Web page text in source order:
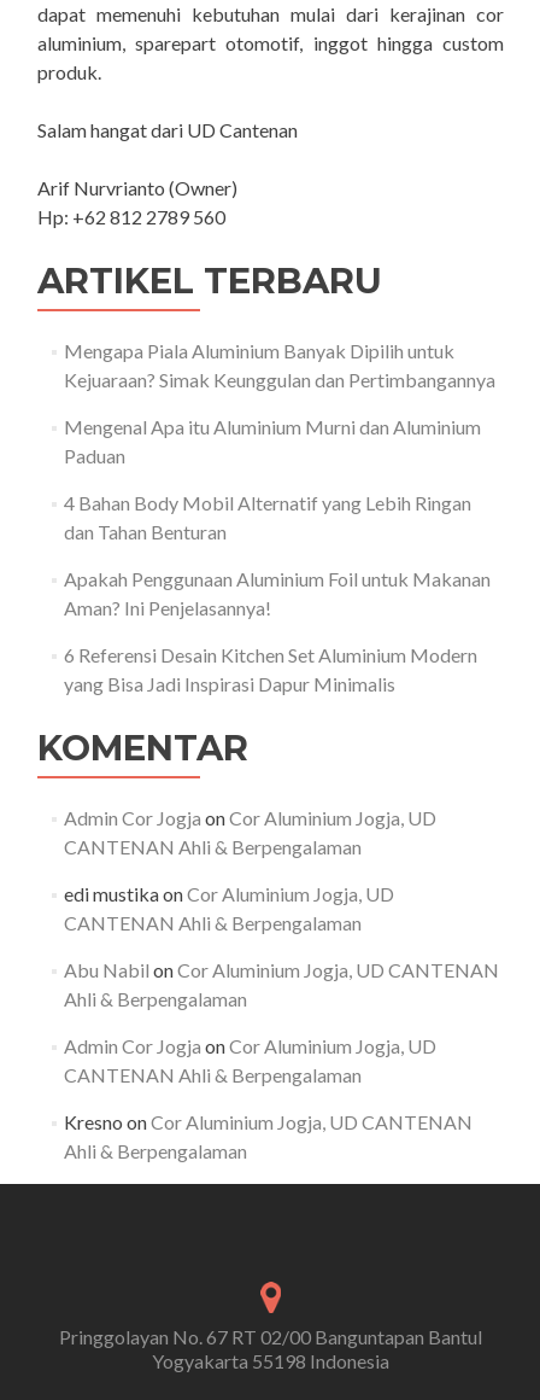
dapat memenuhi kebutuhan mulai dari kerajinan cor
aluminium, sparepart otomotif, inggot hingga custom
produk.
Salam hangat dari UD Cantenan
Arif Nurvrianto (Owner)
Hp: +62 812 2789 560
ARTIKEL TERBARU
Mengapa Piala Aluminium Banyak Dipilih untuk
Kejuaraan? Simak Keunggulan dan Pertimbangannya
Mengenal Apa itu Aluminium Murni dan Aluminium
Paduan
4 Bahan Body Mobil Alternatif yang Lebih Ringan
dan Tahan Benturan
Apakah Penggunaan Aluminium Foil untuk Makanan
Aman? Ini Penjelasannya!
6 Referensi Desain Kitchen Set Aluminium Modern
yang Bisa Jadi Inspirasi Dapur Minimalis
KOMENTAR
Admin Cor Jogja onCor Aluminium Jogja, UD
CANTENAN Ahli & Berpengalaman
edi mustikaonCor Aluminium Jogja, UD
CANTENAN Ahli & Berpengalaman
Abu Nabil onCor Aluminium Jogja, UD CANTENAN
Ahli & Berpengalaman
Admin Cor Jogja onCor Aluminium Jogja, UD
CANTENAN Ahli & Berpengalaman
Kresno onCor Aluminium Jogja, UD CANTENAN
Ahli & Berpengalaman
Pringgolayan No. 67 RT 02/00 Banguntapan Bantul
Yogyakarta 55198 Indonesia